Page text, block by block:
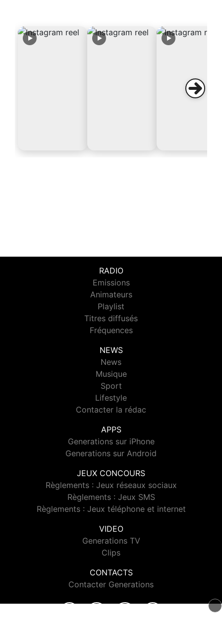
RADIO
Emissions
Animateurs
Playlist
Titres diffusés
Fréquences
NEWS
News
Musique
Sport
Lifestyle
Contacter la rédac
APPS
Generations sur iPhone
Generations sur Android
JEUX CONCOURS
Règlements : Jeux réseaux sociaux
Règlements : Jeux SMS
Règlements : Jeux téléphone et internet
VIDEO
Generations TV
Clips
CONTACTS
Contacter Generations